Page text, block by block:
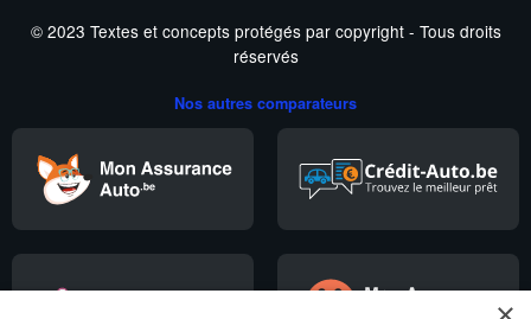
© 2023 Textes et concepts protégés par copyright - Tous droits
réservés
Nos autres comparateurs